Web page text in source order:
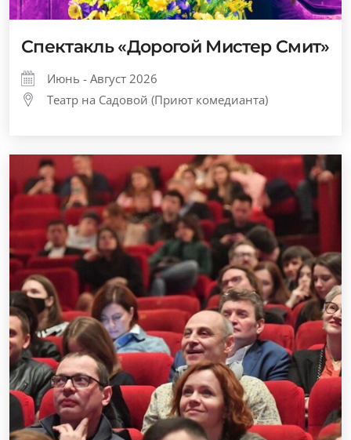
Спектакль «Дорогой Мистер Смит»
Июнь - Август 2026
Театр на Садовой (Приют комедианта)